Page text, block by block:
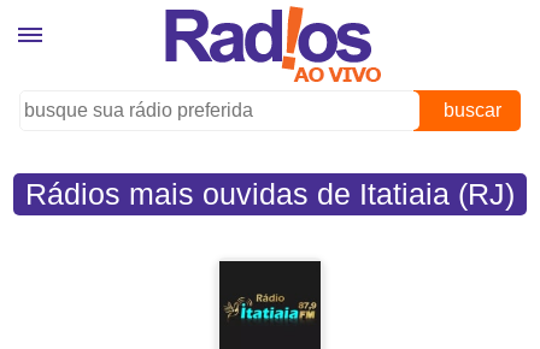
buscar
Rádios mais ouvidas de Itatiaia (RJ)